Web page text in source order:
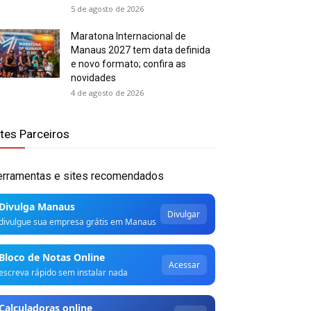
5 de agosto de 2026
Maratona Internacional de
Manaus 2027 tem data definida
e novo formato; confira as
novidades
4 de agosto de 2026
Parceiros
e sites recomendados
Manaus
sua empresa grátis em Manaus
Divulgar
de Notas Online
rápido sem instalar nada
Acessar
online